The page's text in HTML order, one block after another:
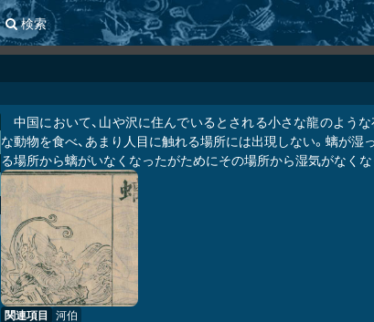
検索
中国において、山や沢に住んでいるとされる小さな龍のよう
な動物を食べ、あまり人目に触れる場所には出現しない。螭が
る場所から螭がいなくなったがためにその場所から湿気がなくな
関連項目 河伯